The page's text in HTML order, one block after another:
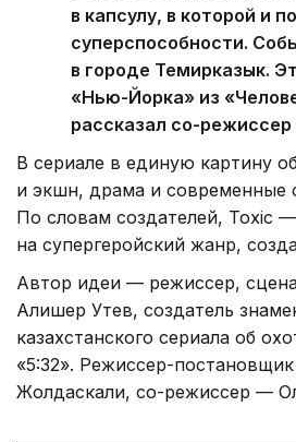
в капсулу, в которой и
суперспособности.
в городе Темирказык.
«Нью-Йорка» из
рассказал со-
В сериале в единую картину
и экшн, драма и современные
По словам создателей, Toxic
на супергеройский жанр,
Автор идеи — режиссер,
Алишер Утев, создатель
казахстанского сериала об
«5:32». Режиссер-
Жолдаскали, со-режиссер —